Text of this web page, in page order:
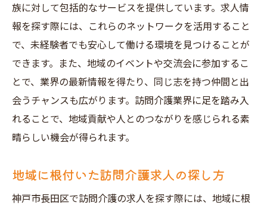
族に対して包括的なサービスを提供しています。求人情
報を探す際には、これらのネットワークを活用すること
で、未経験者でも安心して働ける環境を見つけることが
できます。また、地域のイベントや交流会に参加するこ
とで、業界の最新情報を得たり、同じ志を持つ仲間と出
会うチャンスも広がります。訪問介護業界に足を踏み入
れることで、地域貢献や人とのつながりを感じられる素
晴らしい機会が得られます。
地域に根付いた訪問介護求人の探し方
神戸市長田区で訪問介護の求人を探す際には、地域に根